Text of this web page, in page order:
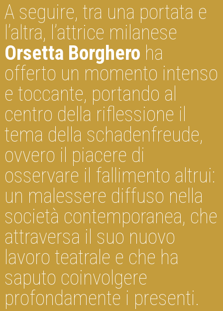
A seguire, tra una portata e
l’altra, l’attrice milanese
Orsetta Borghero ha
offerto un momento intenso
e toccante, portando al
centro della riflessione il
tema della schadenfreude,
ovvero il piacere di
osservare il fallimento altrui:
un malessere diffuso nella
società contemporanea, che
attraversa il suo nuovo
lavoro teatrale e che ha
saputo coinvolgere
profondamente i presenti.